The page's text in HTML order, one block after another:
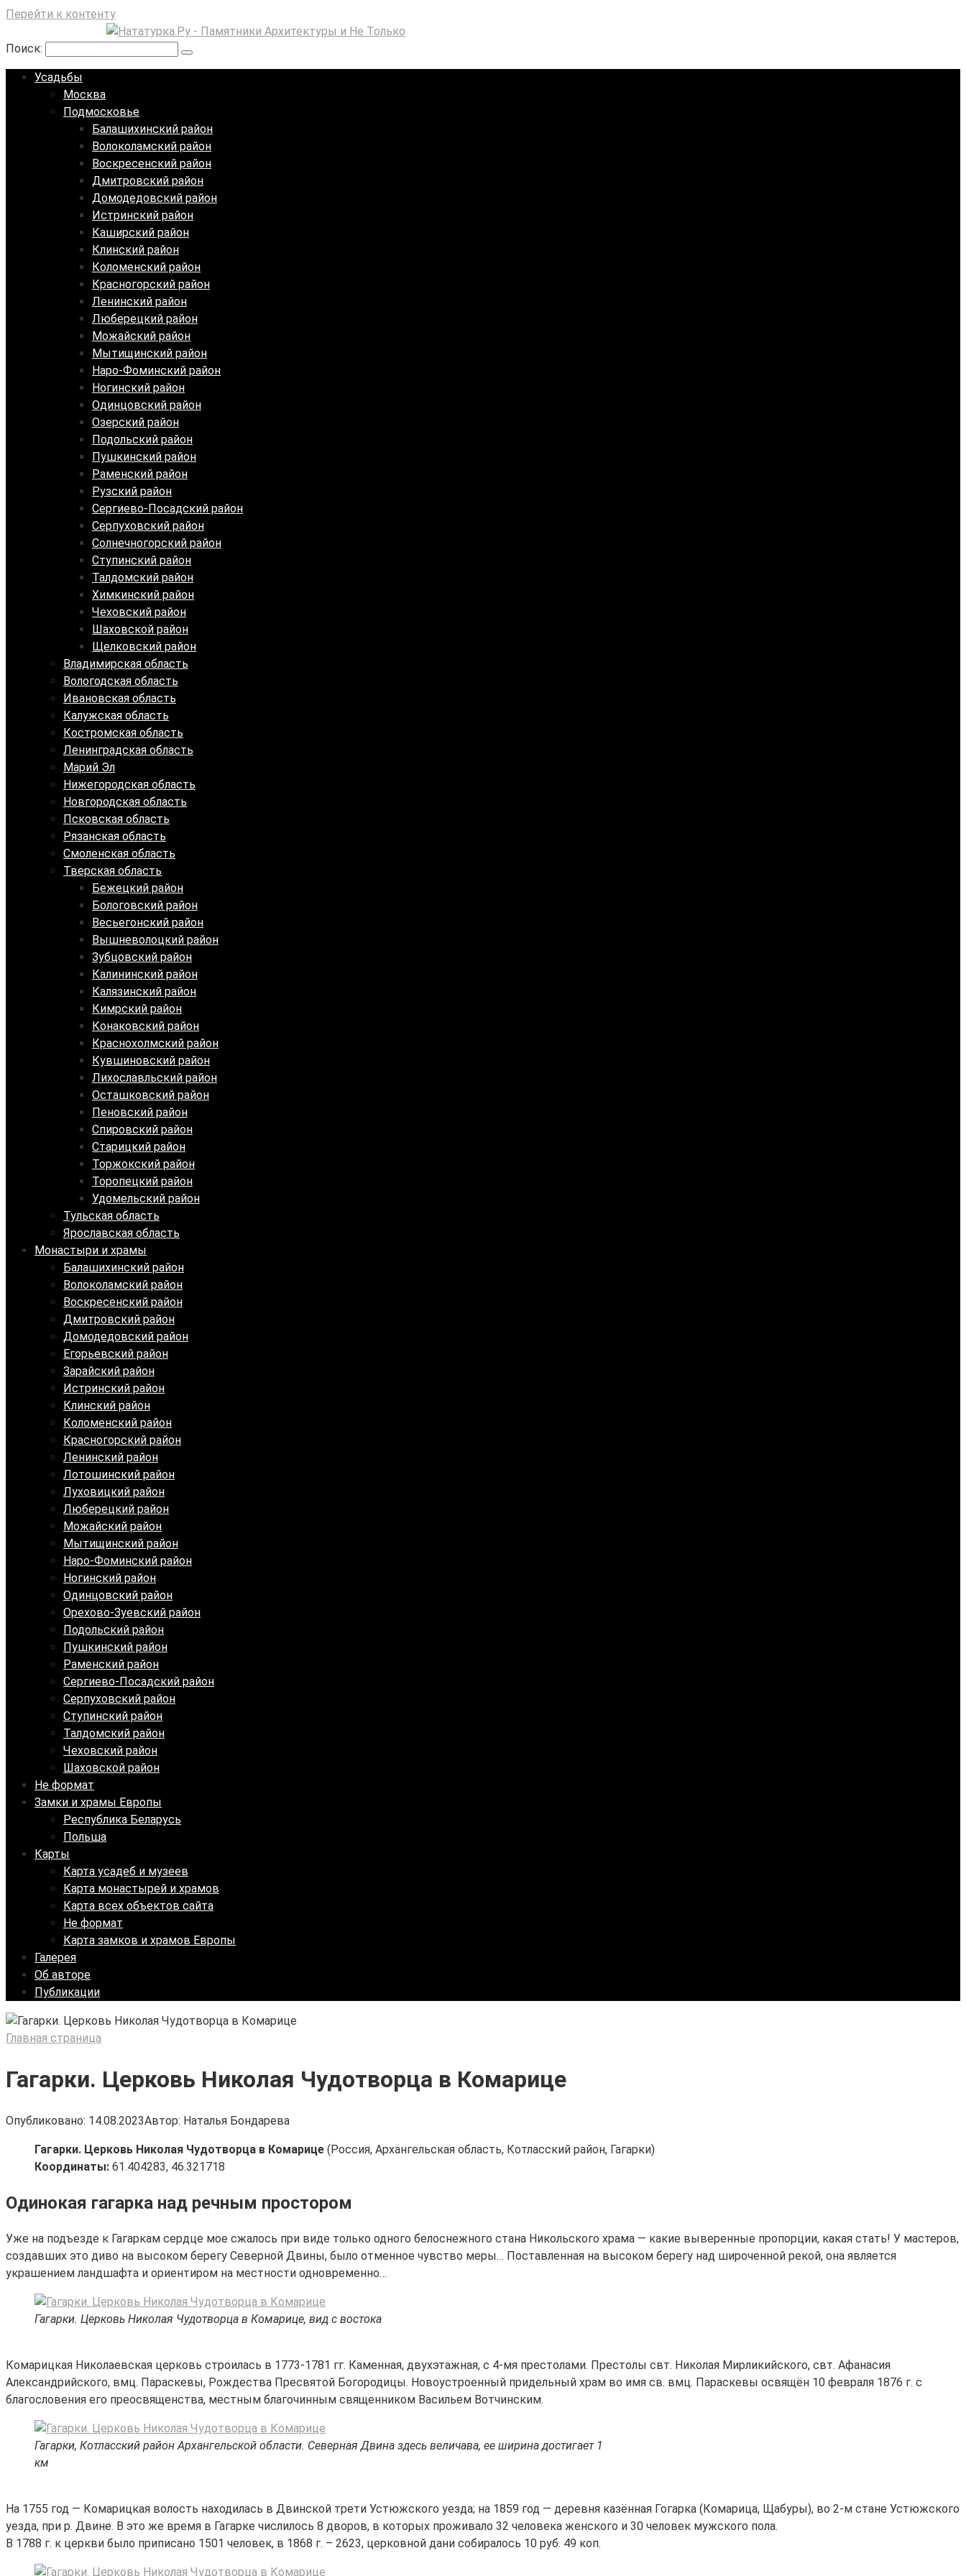
Перейти к контенту
Поиск:
Усадьбы
Москва
Подмосковье
Балашихинский район
Волоколамский район
Воскресенский район
Дмитровский район
Домодедовский район
Истринский район
Каширский район
Клинский район
Коломенский район
Красногорский район
Ленинский район
Люберецкий район
Можайский район
Мытищинский район
Наро-Фоминский район
Ногинский район
Одинцовский район
Озерский район
Подольский район
Пушкинский район
Раменский район
Рузский район
Сергиево-Посадский район
Серпуховский район
Солнечногорский район
Ступинский район
Талдомский район
Химкинский район
Чеховский район
Шаховской район
Щелковский район
Владимирская область
Вологодская область
Ивановская область
Калужская область
Костромская область
Ленинградская область
Марий Эл
Нижегородская область
Новгородская область
Псковская область
Рязанская область
Смоленская область
Тверская область
Бежецкий район
Бологовский район
Весьегонский район
Вышневолоцкий район
Зубцовский район
Калининский район
Калязинский район
Кимрский район
Конаковский район
Краснохолмский район
Кувшиновский район
Лихославльский район
Осташковский район
Пеновский район
Спировский район
Старицкий район
Торжокский район
Торопецкий район
Удомельский район
Тульская область
Ярославская область
Монастыри и храмы
Балашихинский район
Волоколамский район
Воскресенский район
Дмитровский район
Домодедовский район
Егорьевский район
Зарайский район
Истринский район
Клинский район
Коломенский район
Красногорский район
Ленинский район
Лотошинский район
Луховицкий район
Люберецкий район
Можайский район
Мытищинский район
Наро-Фоминский район
Ногинский район
Одинцовский район
Орехово-Зуевский район
Подольский район
Пушкинский район
Раменский район
Сергиево-Посадский район
Серпуховский район
Ступинский район
Талдомский район
Чеховский район
Шаховской район
Не формат
Замки и храмы Европы
Республика Беларусь
Польша
Карты
Карта усадеб и музеев
Карта монастырей и храмов
Карта всех объектов сайта
Не формат
Карта замков и храмов Европы
Галерея
Об авторе
Публикации
Главная страница
Гагарки. Церковь Николая Чудотворца в Комарице
Опубликовано: 14.08.2023Автор: Наталья Бондарева
Гагарки. Церковь Николая Чудотворца в Комарице (Россия, Архангельская область, Котласский район, Гагарки)
Координаты: 61.404283, 46.321718
Одинокая гагарка над речным простором
Уже на подъезде к Гагаркам сердце мое сжалось при виде только одного белоснежного стана Никольского храма — какие выверенные пропорции, какая стать! У мастеров,
создавших это диво на высоком берегу Северной Двины, было отменное чувство меры… Поставленная на высоком берегу над широченной рекой, она является
украшением ландшафта и ориентиром на местности одновременно…
Гагарки. Церковь Николая Чудотворца в Комарице, вид с востока
Комарицкая Николаевская церковь строилась в 1773-1781 гг. Каменная, двухэтажная, с 4-мя престолами. Престолы свт. Николая Мирликийского, свт. Афанасия
Александрийского, вмц. Параскевы, Рождества Пресвятой Богородицы. Новоустроенный придельный храм во имя св. вмц. Параскевы освящён 10 февраля 1876 г. с
благословения его преосвященства, местным благочинным священником Васильем Вотчинским.
Гагарки, Котласский район Архангельской области. Северная Двина здесь величава, ее ширина достигает 1
км
На 1755 год — Комарицкая волость находилась в Двинской трети Устюжского уезда; на 1859 год — деревня казённая Гогарка (Комарица, Щабуры), во 2-м стане Устюжского
уезда, при р. Двине. В это же время в Гагарке числилось 8 дворов, в которых проживало 32 человека женского и 30 человек мужского пола.
В 1788 г. к церкви было приписано 1501 человек, в 1868 г. – 2623, церковной дани собиралось 10 руб. 49 коп.